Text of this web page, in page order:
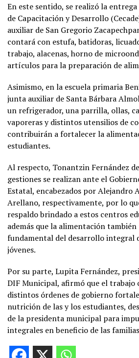
En este sentido, se realizó la
de Capacitación y Desarrollo
auxiliar de San Gregorio
contará con estufa, batidoras,
trabajo, alacenas, horno de
artículos para la preparación de
Asimismo, en la escuela primaria
junta auxiliar de Santa Bárbara
un refrigerador, una parrilla, ollas,
vaporeras y distintos utensilios de
contribuirán a fortalecer la
estudiantes.
Al respecto, Tonantzin Fernández
gestiones se realizan ante el
Estatal, encabezados por Alejandro
Arellano, respectivamente, por lo
respaldo brindado a estos centros
además que la alimentación
fundamental del desarrollo integral
jóvenes.
Por su parte, Lupita Fernández,
DIF Municipal, afirmó que el
distintos órdenes de gobierno
nutrición de las y los estudiantes,
de la presidenta municipal para
integrales en beneficio de las